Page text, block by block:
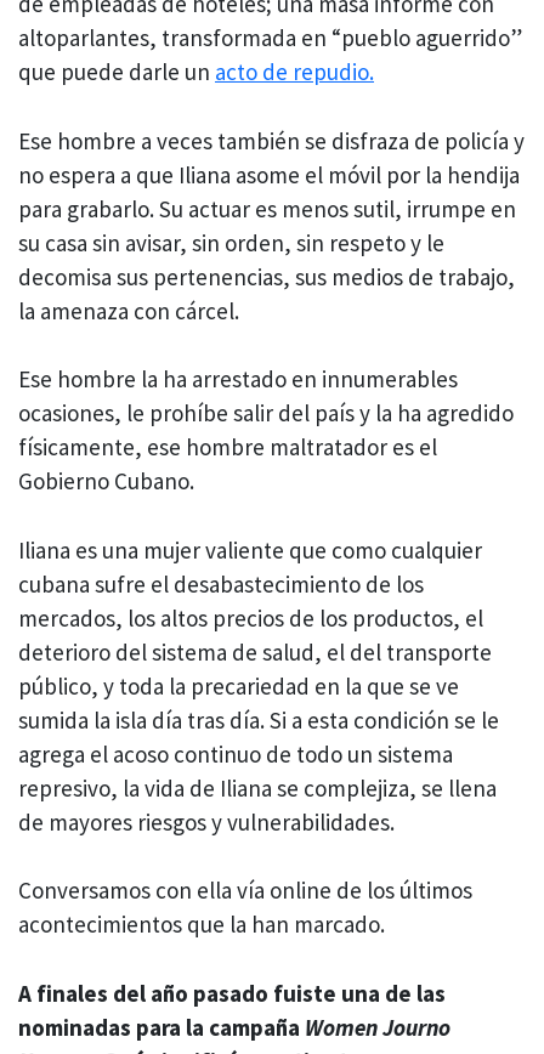
altoparlantes, transformada en “pueblo aguerrido”
que puede darle un acto de repudio.
Ese hombre a veces también se disfraza de policía y
no espera a que Iliana asome el móvil por la hendija
para grabarlo. Su actuar es menos sutil, irrumpe en
su casa sin avisar, sin orden, sin respeto y le
decomisa sus pertenencias, sus medios de trabajo,
la amenaza con cárcel.
Ese hombre la ha arrestado en innumerables
ocasiones, le prohíbe salir del país y la ha agredido
físicamente, ese hombre maltratador es el
Gobierno Cubano.
Iliana es una mujer valiente que como cualquier
cubana sufre el desabastecimiento de los
mercados, los altos precios de los productos, el
deterioro del sistema de salud, el del transporte
público, y toda la precariedad en la que se ve
sumida la isla día tras día. Si a esta condición se le
agrega el acoso continuo de todo un sistema
represivo, la vida de Iliana se complejiza, se llena
de mayores riesgos y vulnerabilidades.
Conversamos con ella vía online de los últimos
acontecimientos que la han marcado.
A finales del año pasado fuiste una de las
nominadas para la campaña Women Journo